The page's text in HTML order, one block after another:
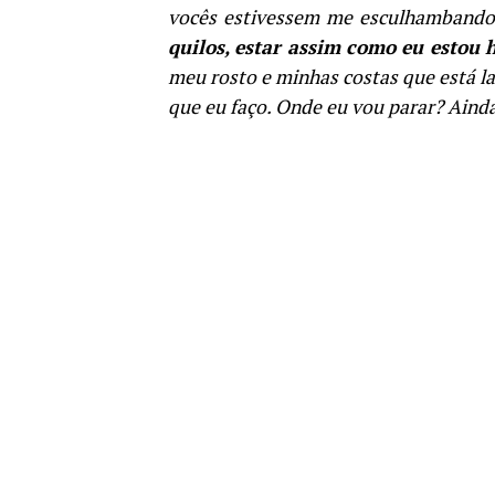
vocês estivessem me
quilos, estar assim como eu estou
meu rosto e minhas costas que está
que eu faço. Onde eu vou parar?